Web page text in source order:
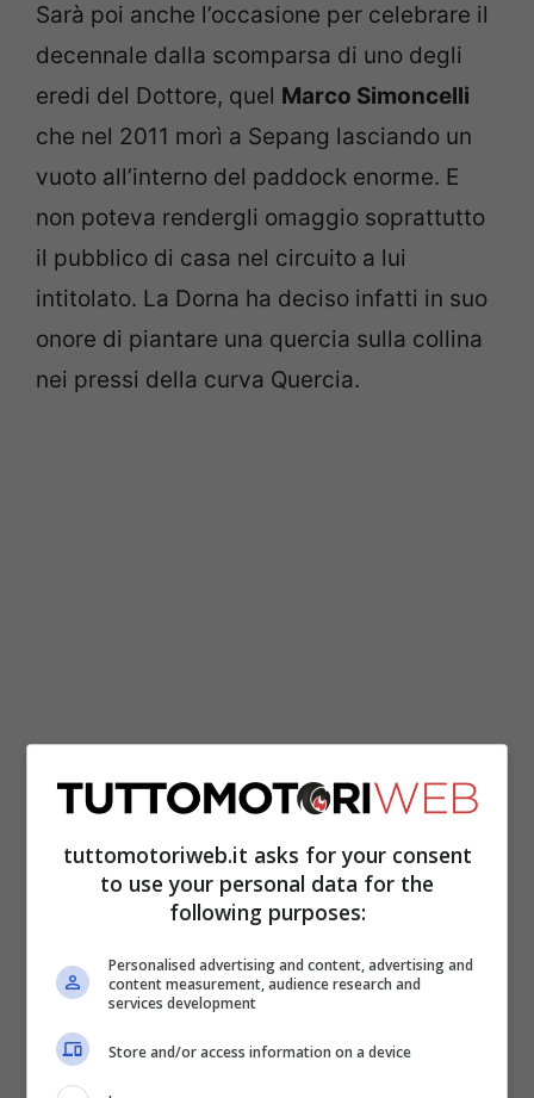
Sarà poi anche l’occasione per celebrare il
decennale dalla scomparsa di uno degli
eredi del Dottore, quel Marco Simoncelli
che nel 2011 morì a Sepang lasciando un
vuoto all’interno del paddock enorme. E
non poteva rendergli omaggio soprattutto
il pubblico di casa nel circuito a lui
intitolato. La Dorna ha deciso infatti in suo
onore di piantare una quercia sulla collina
nei pressi della curva Quercia.
in secondo piano la sfida traFabio
Quartararo
e Pecco Bagnaia
Mondiale. Il francese sembra ormai certo
del titolo dopo il podio di Austin, ma il
torinese, che qui ha vinto a settembre,
vuole fargli lo scherzetto.
Il programma del GP
tuttomotoriweb.it asks for your consent
to use your personal data for the
following purposes:
Personalised advertising and content, advertising and
content measurement, audience research and
services development
Store and/or access information on a device